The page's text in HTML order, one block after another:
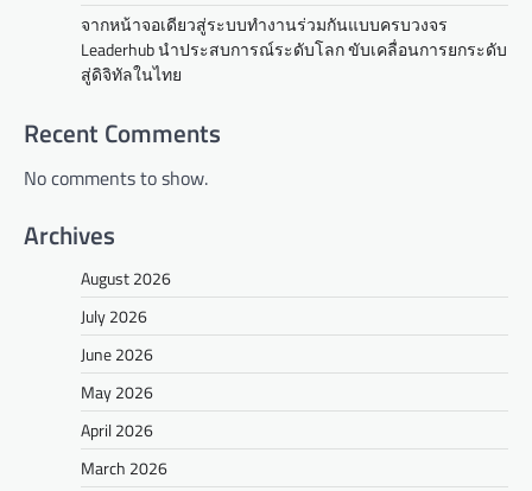
จากหน้าจอเดียวสู่ระบบทำงานร่วมกันแบบครบวงจร
Leaderhub นำประสบการณ์ระดับโลก ขับเคลื่อนการยกระดับ
สู่ดิจิทัลในไทย
Recent Comments
No comments to show.
Archives
August 2026
July 2026
June 2026
May 2026
April 2026
March 2026